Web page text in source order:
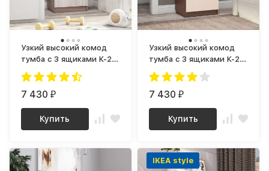
Узкий высокий комод
тумба c 3 ящиками К-24
ЛДСП ясень шимо
светлый / ясень шимо
темный
7 430₽
Купить
Узкий высокий комод
тумба c 3 ящиками К-24
ЛДСП дуб молочный /
венге
7 430₽
Купить
IKEA style